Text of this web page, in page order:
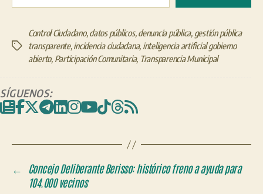
Etiquetas
Control Ciudadano,datos públicos,denuncia pública, gestión pública
transparente,incidencia ciudadana, inteligencia artificial gobierno
abierto, Participación Comunitaria, Transparencia Municipal
SÍGUENOS:
← Concejo Deliberante Berisso: histórico freno a ayuda para
104.000 vecinos